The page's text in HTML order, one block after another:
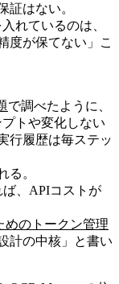
証はない。
れているのは、
度が保てない」こ
で調べたように、
プトや変化しない
行履歴は毎ステッ
る。
、APIコストが
めのトークン管理
計の中核」と書い